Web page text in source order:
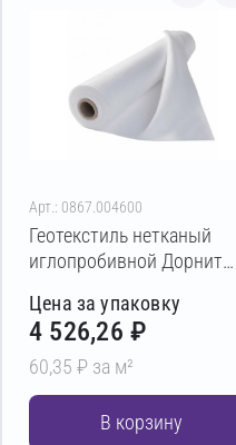
Арт.: 0867.004600
Геотекстиль нетканый
иглопробивной Дорнит
Цена за упаковку
4 526,26 ₽
60,35 ₽ за м²
В корзину